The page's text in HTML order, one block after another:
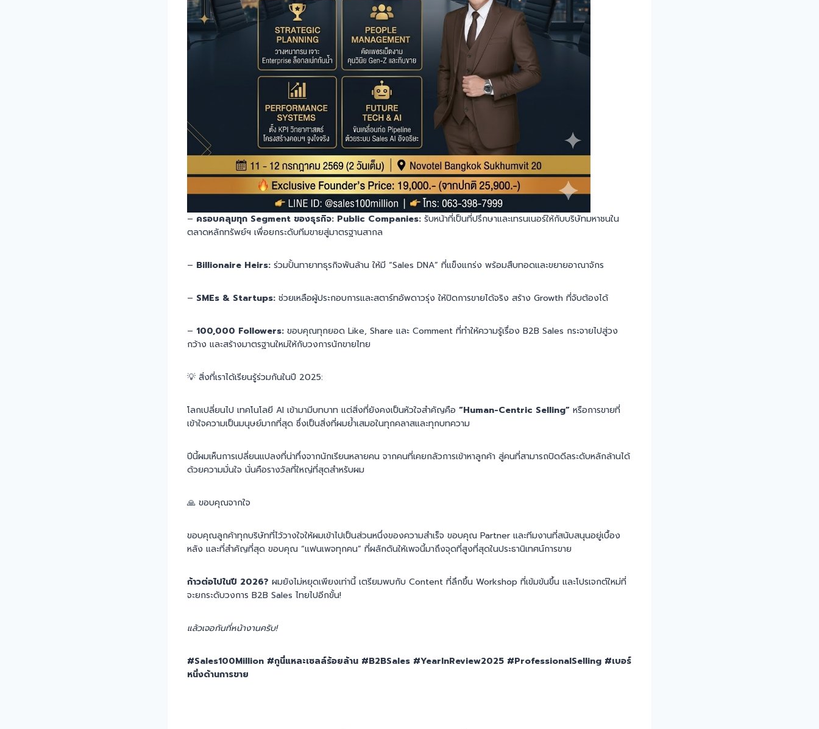
– ครอบคลุมทุก Segment ของธุรกิจ: Public Companies: รับหน้าที่เป็นที่ปรึกษาและเทรนเนอร์ให้กับบริษัทมหาชนใน
ตลาดหลักทรัพย์ฯ เพื่อยกระดับทีมขายสู่มาตรฐานสากล
– Billionaire Heirs: ร่วมปั้นทายาทธุรกิจพันล้าน ให้มี “Sales DNA” ที่แข็งแกร่ง พร้อมสืบทอดและขยายอาณาจักร
– SMEs & Startups: ช่วยเหลือผู้ประกอบการและสตาร์ทอัพดาวรุ่ง ให้ปิดการขายได้จริง สร้าง Growth ที่จับต้องได้
– 100,000 Followers: ขอบคุณทุกยอด Like, Share และ Comment ที่ทำให้ความรู้เรื่อง B2B Sales กระจายไปสู่วง
กว้าง และสร้างมาตรฐานใหม่ให้กับวงการนักขายไทย
💡 สิ่งที่เราได้เรียนรู้ร่วมกันในปี 2025:
โลกเปลี่ยนไป เทคโนโลยี AI เข้ามามีบทบาท แต่สิ่งที่ยังคงเป็นหัวใจสำคัญคือ “Human-Centric Selling” หรือการขายที่
เข้าใจความเป็นมนุษย์มากที่สุด ซึ่งเป็นสิ่งที่ผมย้ำเสมอในทุกคลาสและทุกบทความ
ปีนี้ผมเห็นการเปลี่ยนแปลงที่น่าทึ่งจากนักเรียนหลายคน จากคนที่เคยกลัวการเข้าหาลูกค้า สู่คนที่สามารถปิดดีลระดับหลักล้านได้
ด้วยความมั่นใจ นั่นคือรางวัลที่ใหญ่ที่สุดสำหรับผม
🙏 ขอบคุณจากใจ
ขอบคุณลูกค้าทุกบริษัทที่ไว้วางใจให้ผมเข้าไปเป็นส่วนหนึ่งของความสำเร็จ ขอบคุณ Partner และทีมงานที่สนับสนุนอยู่เบื้อง
หลัง และที่สำคัญที่สุด ขอบคุณ “แฟนเพจทุกคน” ที่ผลักดันให้เพจนี้มาถึงจุดที่สูงที่สุดในประธานิเทศน์การขาย
ก้าวต่อไปในปี 2026? ผมยังไม่หยุดเพียงเท่านี้ เตรียมพบกับ Content ที่ลึกขึ้น Workshop ที่เข้มข้นขึ้น และโปรเจกต์ใหม่ที่
จะยกระดับวงการ B2B Sales ไทยไปอีกขั้น!
แล้วเจอกันที่หน้างานครับ!
#Sales100Million #กูนี่แหละเซลล์ร้อยล้าน #B2BSales #YearInReview2025 #ProfessionalSelling #เบอร์
หนึ่งด้านการขาย